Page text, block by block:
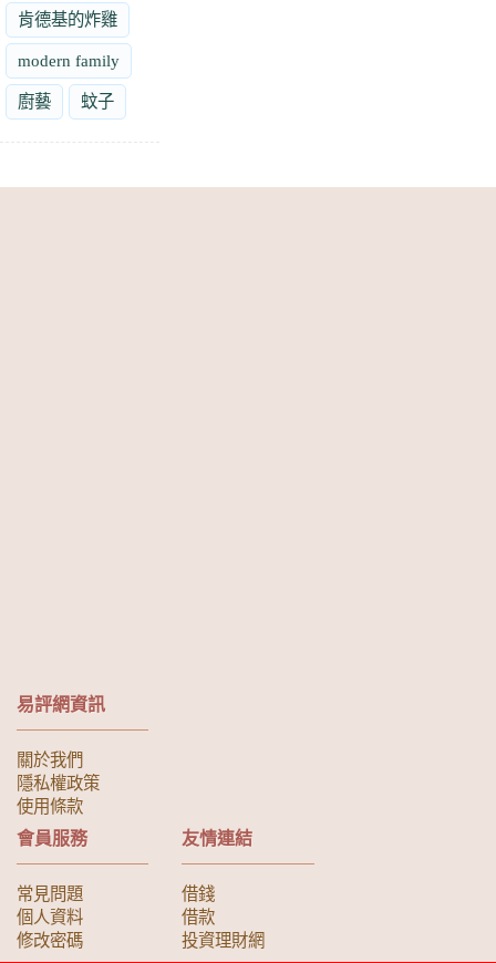
肯德基的炸雞
modern family
廚藝 蚊子
易評網資訊
關於我們
隱私權政策
使用條款
會員服務
常見問題
個人資料
修改密碼
友情連結
借錢
借款
投資理財網